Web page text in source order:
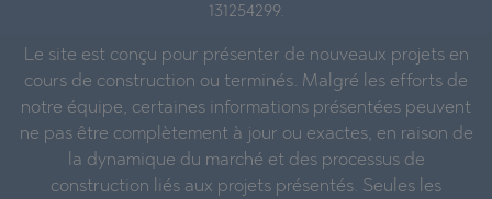
131254299.
Le site est conçu pour présenter de nouveaux projets en
cours de construction ou terminés. Malgré les efforts de
notre équipe, certaines informations présentées peuvent
ne pas être complètement à jour ou exactes, en raison de
la dynamique du marché et des processus de
construction liés aux projets présentés. Seules les